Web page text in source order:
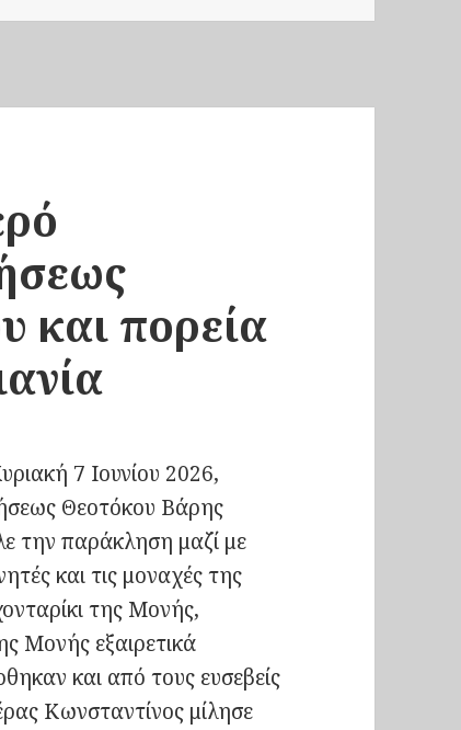
και πορεία
7 Ιουνίου 2026,
Θεοτόκου Βάρης
την παράκληση μαζί με
και τις μοναχές της
της Μονής,
Μονής εξαιρετικά
και από τους ευσεβείς
Κωνσταντίνος μίλησε